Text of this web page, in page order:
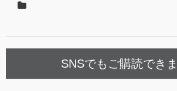
SNSでもご購読できま